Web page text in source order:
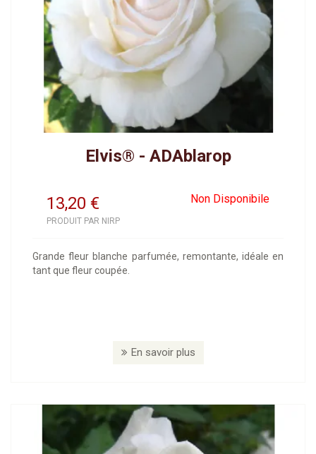
Elvis® - ADAblarop
13,20 Non Disponibile
€
PRODUIT PAR NIRP
Grande fleur blanche parfumée, remontante, idéale en
tant que fleur coupée.
En savoir plus